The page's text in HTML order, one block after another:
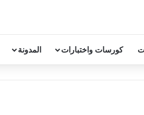
كورسات واختبارات المدونة